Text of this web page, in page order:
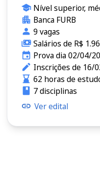
Nível superior,
Banca FURB
9 vagas
Salários de R$
Prova dia 02/04/
Inscrições de 16/
62 horas de
7 disciplinas
Ver edital